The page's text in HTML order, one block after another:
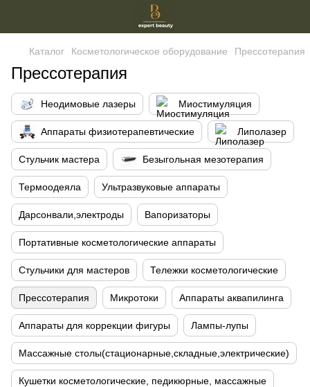
Каталог Косметологическое оборудование Прессотерапия
Прессотерапия
Неодимовые лазеры Миостимуляция
Аппараты физиотерапевтические Липолазер
Стульчик мастера Безыгольная мезотерапия
Термоодеяла Ультразвуковые аппараты
Дарсонвали,электроды Вапоризаторы
Портативные косметологические аппараты
Стульчики для мастеров Тележки косметологические
Прессотерапия Микротоки Аппараты аквапилинга
Аппараты для коррекции фигуры Лампы-лупы
Массажные столы(стационарные,складные,электрические)
Кушетки косметологические, педикюрные, массажные